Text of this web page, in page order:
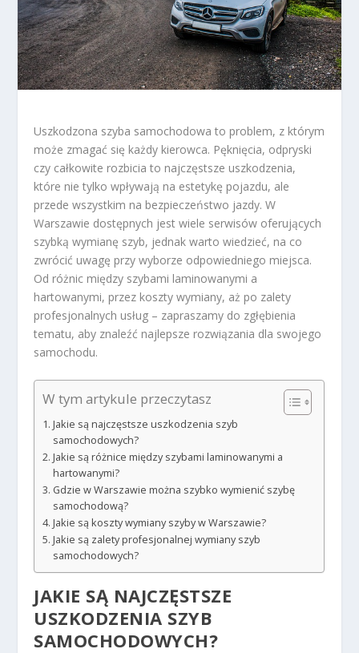
Uszkodzona szyba samochodowa to problem, z którym
może zmagać się każdy kierowca. Pęknięcia, odpryski
czy całkowite rozbicia to najczęstsze uszkodzenia,
które nie tylko wpływają na estetykę pojazdu, ale
przede wszystkim na bezpieczeństwo jazdy. W
Warszawie dostępnych jest wiele serwisów oferujących
szybką wymianę szyb, jednak warto wiedzieć, na co
zwrócić uwagę przy wyborze odpowiedniego miejsca.
Od różnic między szybami laminowanymi a
hartowanymi, przez koszty wymiany, aż po zalety
profesjonalnych usług – zapraszamy do zgłębienia
tematu, aby znaleźć najlepsze rozwiązania dla swojego
samochodu.
W tym artykule przeczytasz
Jakie są najczęstsze uszkodzenia szyb
samochodowych?
Jakie są różnice między szybami laminowanymi a
hartowanymi?
Gdzie w Warszawie można szybko wymienić szybę
samochodową?
Jakie są koszty wymiany szyby w Warszawie?
Jakie są zalety profesjonalnej wymiany szyb
samochodowych?
JAKIE SĄ NAJCZĘSTSZE
USZKODZENIA SZYB
SAMOCHODOWYCH?